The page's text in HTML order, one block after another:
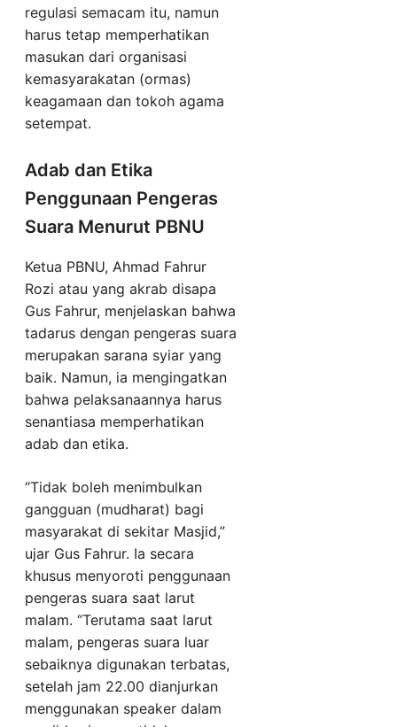
regulasi semacam itu, namun
harus tetap memperhatikan
masukan dari organisasi
kemasyarakatan (ormas)
keagamaan dan tokoh agama
setempat.
Adab dan Etika
Penggunaan Pengeras
Suara Menurut PBNU
Ketua PBNU, Ahmad Fahrur
Rozi atau yang akrab disapa
Gus Fahrur, menjelaskan bahwa
tadarus dengan pengeras suara
merupakan sarana syiar yang
baik. Namun, ia mengingatkan
bahwa pelaksanaannya harus
senantiasa memperhatikan
adab dan etika.
“Tidak boleh menimbulkan
gangguan (mudharat) bagi
masyarakat di sekitar Masjid,”
ujar Gus Fahrur. Ia secara
khusus menyoroti penggunaan
pengeras suara saat larut
malam. “Terutama saat larut
malam, pengeras suara luar
sebaiknya digunakan terbatas,
setelah jam 22.00 dianjurkan
menggunakan speaker dalam